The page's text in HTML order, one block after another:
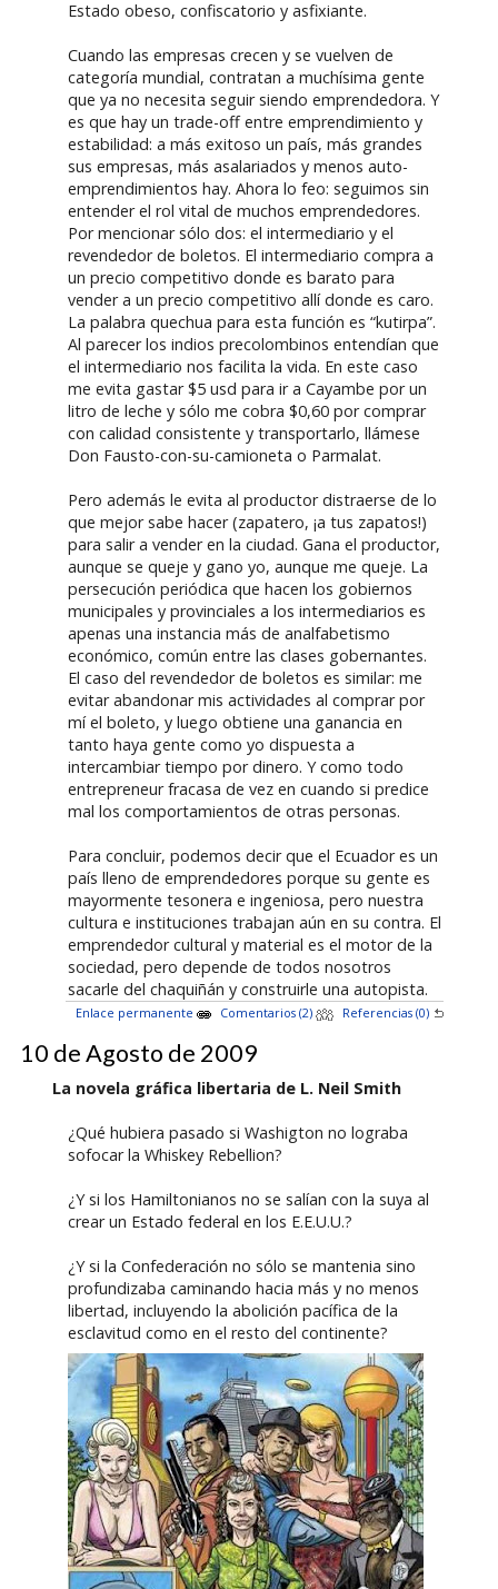
Estado obeso, confiscatorio y asfixiante.
Cuando las empresas crecen y se vuelven de
categoría mundial, contratan a muchísima gente
que ya no necesita seguir siendo emprendedora. Y
es que hay un trade-off entre emprendimiento y
estabilidad: a más exitoso un país, más grandes
sus empresas, más asalariados y menos auto-
emprendimientos hay. Ahora lo feo: seguimos sin
entender el rol vital de muchos emprendedores.
Por mencionar sólo dos: el intermediario y el
revendedor de boletos. El intermediario compra a
un precio competitivo donde es barato para
vender a un precio competitivo allí donde es caro.
La palabra quechua para esta función es “kutirpa”.
Al parecer los indios precolombinos entendían que
el intermediario nos facilita la vida. En este caso
me evita gastar $5 usd para ir a Cayambe por un
litro de leche y sólo me cobra $0,60 por comprar
con calidad consistente y transportarlo, llámese
Don Fausto-con-su-camioneta o Parmalat.
Pero además le evita al productor distraerse de lo
que mejor sabe hacer (zapatero, ¡a tus zapatos!)
para salir a vender en la ciudad. Gana el productor,
aunque se queje y gano yo, aunque me queje. La
persecución periódica que hacen los gobiernos
municipales y provinciales a los intermediarios es
apenas una instancia más de analfabetismo
económico, común entre las clases gobernantes.
El caso del revendedor de boletos es similar: me
evitar abandonar mis actividades al comprar por
mí el boleto, y luego obtiene una ganancia en
tanto haya gente como yo dispuesta a
intercambiar tiempo por dinero. Y como todo
entrepreneur fracasa de vez en cuando si predice
mal los comportamientos de otras personas.
Para concluir, podemos decir que el Ecuador es un
país lleno de emprendedores porque su gente es
mayormente tesonera e ingeniosa, pero nuestra
cultura e instituciones trabajan aún en su contra. El
emprendedor cultural y material es el motor de la
sociedad, pero depende de todos nosotros
sacarle del chaquiñán y construirle una autopista.
Enlace permanente Comentarios (2) Referencias (0)
10 de Agosto de 2009
La novela gráfica libertaria de L. Neil Smith
¿Qué hubiera pasado si Washigton no lograba
sofocar la Whiskey Rebellion?
¿Y si los Hamiltonianos no se salían con la suya al
crear un Estado federal en los E.E.U.U.?
¿Y si la Confederación no sólo se mantenia sino
profundizaba caminando hacia más y no menos
libertad, incluyendo la abolición pacífica de la
esclavitud como en el resto del continente?